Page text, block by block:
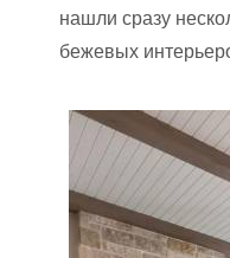
нашли сразу
бежевых